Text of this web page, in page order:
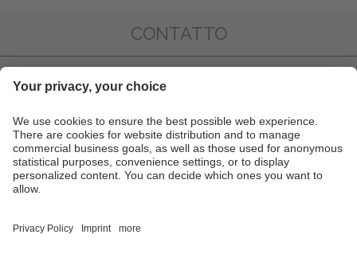
CONTATTO
IMPRESSIONI
INFO & SERVIZI
NEWSLETTER